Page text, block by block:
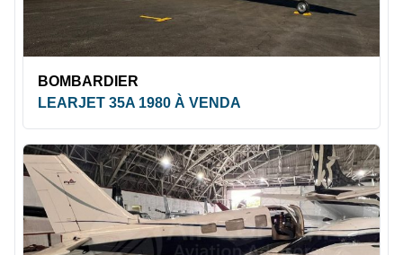
BOMBARDIER
LEARJET 35A 1980 À VENDA